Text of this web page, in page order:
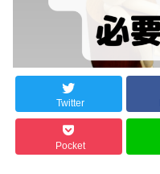
Twitter
Pocket